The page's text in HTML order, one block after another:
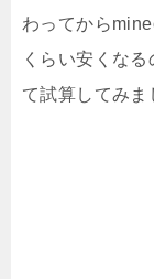
わってから
くらい安くな
て試算してみま